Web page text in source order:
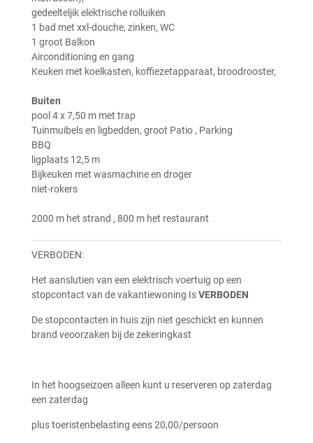
gedeelteljik elektrische rolluiken
1 bad met xxl-douche, zinken, WC
1 groot Balkon
Airconditioning en gang
Keuken met koelkasten, koffiezetapparaat, broodrooster,
Buiten
pool 4 x 7,50 m met trap
Tuinmuibels en ligbedden, groot Patio , Parking
BBQ
ligplaats 12,5 m
Bijkeuken met wasmachine en droger
niet-rokers
2000 m het strand , 800 m het restaurant
VERBODEN:
Het aanslutien van een elektrisch voertuig op een
stopcontact van de vakantiewoning IsVERBODEN
De stopcontacten in huis zijn niet geschickt en kunnen
brand veoorzaken bij de zekeringkast
In het hoogseizoen alleen kunt u reserveren op zaterdag
een zaterdag
plus toeristenbelasting eens 20,00/persoon